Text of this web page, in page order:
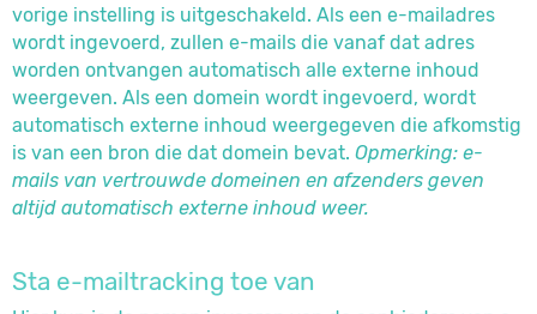
vorige instelling is uitgeschakeld. Als een e-mailadres
wordt ingevoerd, zullen e-mails die vanaf dat adres
worden ontvangen automatisch alle externe inhoud
weergeven. Als een domein wordt ingevoerd, wordt
automatisch externe inhoud weergegeven die afkomstig
is van een bron die dat domein bevat. Opmerking: e-
mails van vertrouwde domeinen en afzenders geven
altijd automatisch externe inhoud weer.
Sta e-mailtracking toe van